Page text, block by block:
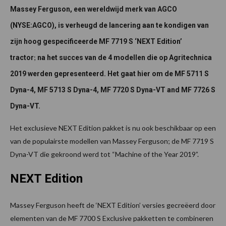
Massey Ferguson, een wereldwijd merk van AGCO
(NYSE:AGCO), is verheugd de lancering aan te kondigen van
zijn hoog gespecificeerde MF 7719 S ‘NEXT Edition’
tractor; na het succes van de 4 modellen die op Agritechnica
2019 werden gepresenteerd. Het gaat hier om de MF 5711 S
Dyna-4, MF 5713 S Dyna-4, MF 7720 S Dyna-VT and MF 7726 S
Dyna-VT.
Het exclusieve NEXT Edition pakket is nu ook beschikbaar op een
van de populairste modellen van Massey Ferguson; de MF 7719 S
Dyna-VT die gekroond werd tot “Machine of the Year 2019”.
NEXT Edition
Massey Ferguson heeft de ‘NEXT Edition’ versies gecreëerd door
elementen van de MF 7700 S Exclusive pakketten te combineren